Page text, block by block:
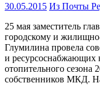
30.05.2015 Из Почты
25 мая заместитель
городскому и
Глумилина провела
и ресурсоснабжающих
отопительного сезона
собственников МКД.